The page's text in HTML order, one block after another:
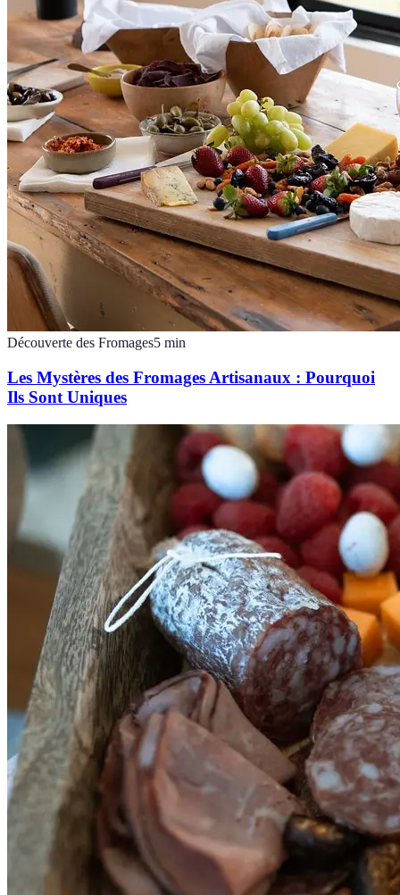
Découverte des Fromages5 min
Les Mystères des Fromages Artisanaux : Pourquoi
Ils Sont Uniques